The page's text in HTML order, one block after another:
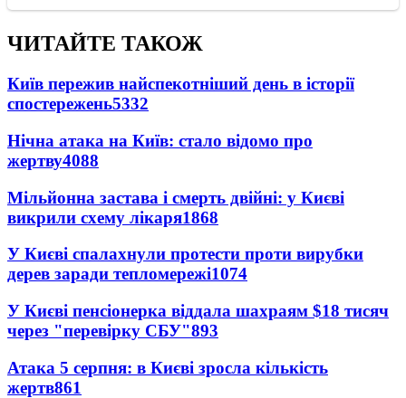
ЧИТАЙТЕ ТАКОЖ
Київ пережив найспекотніший день в історії
спостережень5332
Нічна атака на Київ: стало відомо про
жертву4088
Мільйонна застава і смерть двійні: у Києві
викрили схему лікаря1868
У Києві спалахнули протести проти вирубки
дерев заради тепломережі1074
У Києві пенсіонерка віддала шахраям $18 тисяч
через "перевірку СБУ"893
Атака 5 серпня: в Києві зросла кількість
жертв861